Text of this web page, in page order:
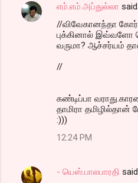
எம்.எம்.அப்துல்லா said…
//விவேகானந்தா
புக்கினால் இவ்வளோ
வருமா? ஆச்சர்யம்
//
கண்டிப்பா
தாமிரா தமிழில்தான்
:)))
12:24 PM
- யெஸ்.பாலபாரதி said…